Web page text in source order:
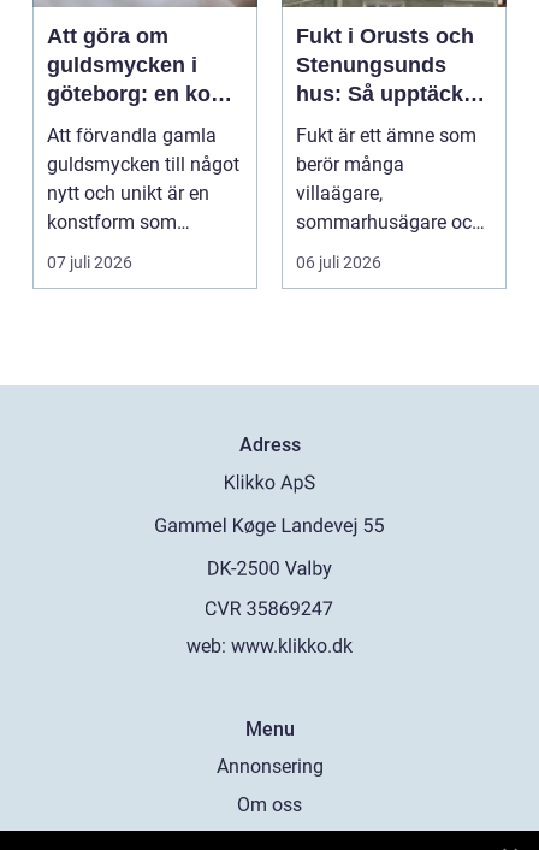
Att göra om
guldsmycken i
göteborg: en konst
att förnya det
gamla
Att förvandla gamla
guldsmycken till något
nytt och unikt är en
konstform som
kombinerar
traditionel...
07 juli 2026
Fukt i Orusts och
Stenungsunds
hus: Så upptäcker
och åtgärdar du
problemet
Fukt är ett ämne som
berör många
villaägare,
sommarhusägare och
bosta...
06 juli 2026
Adress
web: www.klikko.dk
Menu
Annonsering
Om oss